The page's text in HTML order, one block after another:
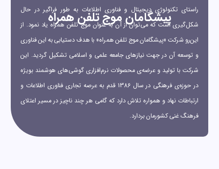
راستای تکنولوژی دیجیتال و فناوری اطلاعات به طور فراگیر در حال
شکل‌گیری است که می‌توان از آن به عنوان موج تلفن همراه یاد نمود. از
این‌رو شركت «پیشگامان موج تلفن همراه» با هدف دستیابی به این فناوری
و توسعه آن در جهت نیازهای جامعه علمی و اسلامی تشکیل گردید. این
شرکت با تولید و عرضه‌ی محصولات نرم‌افزاری گوشی‌های هوشمند بویژه
در حوزه‌ی فرهنگی در سال 1386 قدم به عرصه تجاری فناوری اطلاعات و
ارتباطات نهاد و همواره تلاش دارد که گامی هر چند ناچیز در مسیر اعتلای
فرهنگ غنی کشورمان بردارد.
پیشگامان موج تلفن همراه